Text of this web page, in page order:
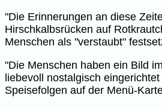
"Die Erinnerungen an diese
Hirschkalbsrücken auf
Menschen als "verstaubt"
"Die Menschen haben ein Bild
liebevoll nostalgisch
Speisefolgen auf der Menü-